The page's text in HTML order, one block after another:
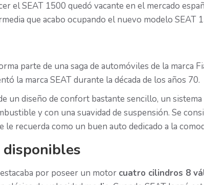
el SEAT 1500 quedó vacante en el mercado
que acabo ocupando el nuevo modelo SEAT
parte de una saga de automóviles de la marca
la marca SEAT durante la década de los años 70.
un diseño de confort bastante sencillo, un
y con una suavidad de suspensión. Se
le recuerda como un buen auto dedicado a la
por poseer un motor cuatro cilindros 8